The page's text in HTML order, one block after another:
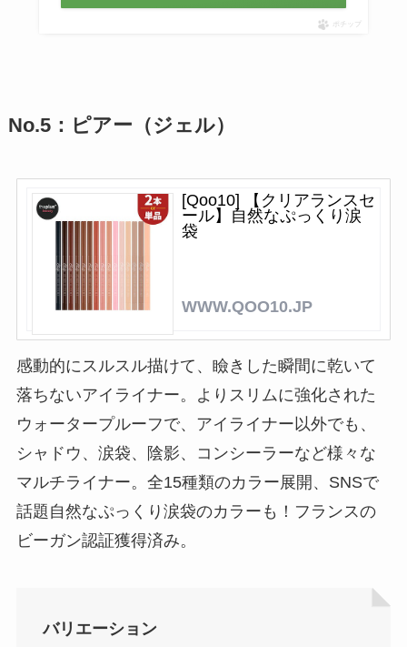
ポチップ
No.5：ピアー（ジェル）
[Qoo10] 【クリアランスセ
ール】自然なぷっくり涙
袋
WWW.QOO10.JP
感動的にスルスル描けて、瞼きした瞬間に乾いて
落ちないアイライナー。よりスリムに強化された
ウォータープルーフで、アイライナー以外でも、
シャドウ、涙袋、陰影、コンシーラーなど様々な
マルチライナー。全15種類のカラー展開、SNSで
話題自然なぷっくり涙袋のカラーも！フランスの
ビーガン認証獲得済み。
バリエーション